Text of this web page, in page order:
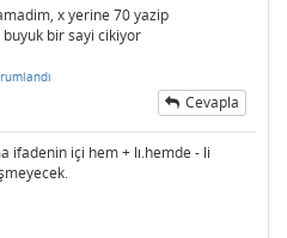
x yerine 70 yazip
bir sayi cikiyor
Cevapla
ifadenin içi hem + lı.hemde - li